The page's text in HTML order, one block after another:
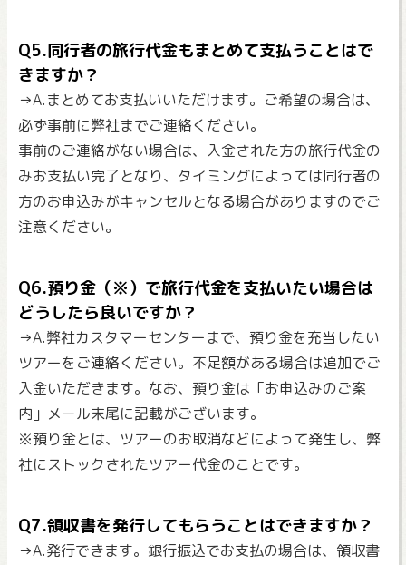
Q5.同行者の旅行代金もまとめて支払うことはで
きますか？
→A.まとめてお支払いいただけます。ご希望の場合は、
必ず事前に弊社までご連絡ください。
事前のご連絡がない場合は、入金された方の旅行代金の
みお支払い完了となり、タイミングによっては同行者の
方のお申込みがキャンセルとなる場合がありますのでご
注意ください。
Q6.預り金（※）で旅行代金を支払いたい場合は
どうしたら良いですか？
→A.弊社カスタマーセンターまで、預り金を充当したい
ツアーをご連絡ください。不足額がある場合は追加でご
入金いただきます。なお、預り金は「お申込みのご案
内」メール末尾に記載がございます。
※預り金とは、ツアーのお取消などによって発生し、弊
社にストックされたツアー代金のことです。
Q7.領収書を発行してもらうことはできますか？
→A.発行できます。銀行振込でお支払の場合は、領収書